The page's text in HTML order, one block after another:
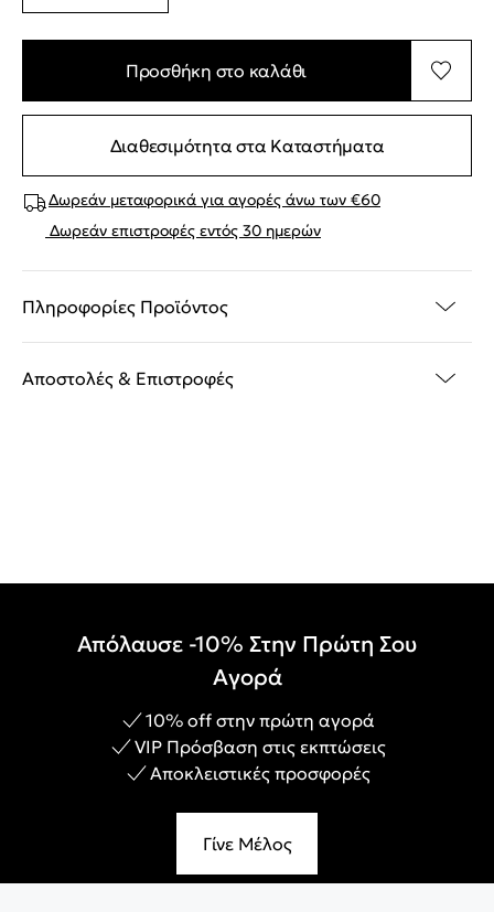
Προσθήκη στο καλάθι
Διαθεσιμότητα στα Καταστήματα
Δωρεάν μεταφορικά για αγορές άνω των €60
Δωρεάν επιστροφές εντός 30 ημερών
Πληροφορίες Προϊόντος
Αποστολές & Επιστροφές
Απόλαυσε -10% Στην Πρώτη Σου
Αγορά
10% off στην πρώτη αγορά
VIP Πρόσβαση στις εκπτώσεις
Αποκλειστικές προσφορές
Γίνε Μέλος